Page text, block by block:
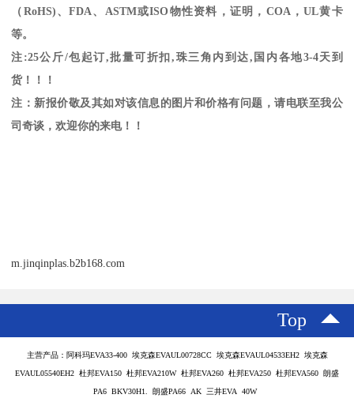
（ RoHS) 、FDA、 ASTM或ISO物性资料，证明， COA，UL黄卡
等。
注 :25公斤/包起订,批量可折扣, 珠三角内到达, 国内各地3-4天到
货！！！
注：新报价敬及其如对该信息的图片和价格有问题，请电联至我公
司奇谈，欢迎你的来电！！
m.jinqinplas.b2b168.com
Top
主营产品：阿科玛EVA33-400 埃克森EVAUL00728CC 埃克森EVAUL04533EH2 埃克森
EVAUL05540EH2 杜邦EVA150 杜邦EVA210W 杜邦EVA260 杜邦EVA250 杜邦EVA560 朗盛
PA6 BKV30H1. 朗盛PA66 AK 三井EVA 40W